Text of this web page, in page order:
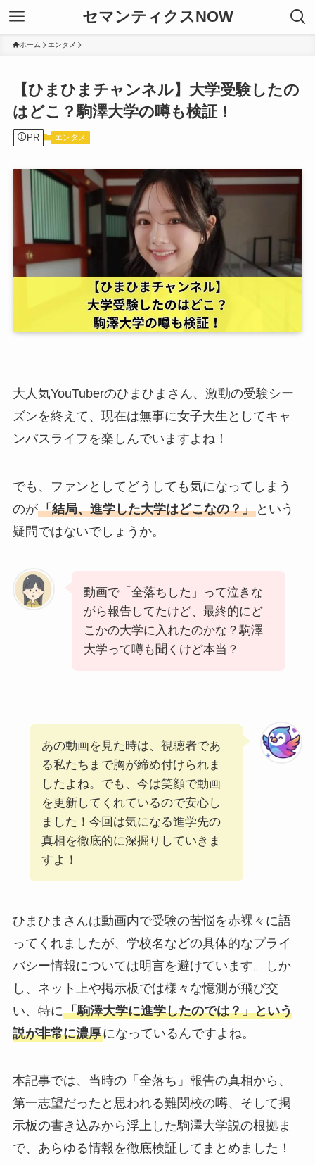
セマンティクスNOW
ホーム エンタメ
【ひまひまチャンネル】大学受験したの
はどこ？駒澤大学の噂も検証！
PR エンタメ
大人気YouTuberのひまひまさん、激動の受験シー
ズンを終えて、現在は無事に女子大生としてキャ
ンパスライフを楽しんでいますよね！
でも、ファンとしてどうしても気になってしまう
のが「結局、進学した大学はどこなの？」という
疑問ではないでしょうか。
動画で「全落ちした」って泣きな
がら報告してたけど、最終的にど
こかの大学に入れたのかな？駒澤
大学って噂も聞くけど本当？
あの動画を見た時は、視聴者であ
る私たちまで胸が締め付けられま
したよね。でも、今は笑顔で動画
を更新してくれているので安心し
ました！今回は気になる進学先の
真相を徹底的に深掘りしていきま
すよ！
ひまひまさんは動画内で受験の苦悩を赤裸々に語
ってくれましたが、学校名などの具体的なプライ
バシー情報については明言を避けています。しか
し、ネット上や掲示板では様々な憶測が飛び交
い、特に「駒澤大学に進学したのでは？」という
説が非常に濃厚になっているんですよね。
本記事では、当時の「全落ち」報告の真相から、
第一志望だったと思われる難関校の噂、そして掲
示板の書き込みから浮上した駒澤大学説の根拠ま
で、あらゆる情報を徹底検証してまとめました！